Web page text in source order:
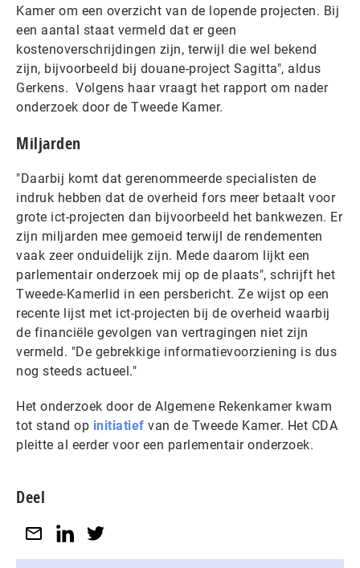
Kamer om een overzicht van de lopende projecten. Bij
een aantal staat vermeld dat er geen
kostenoverschrijdingen zijn, terwijl die wel bekend
zijn, bijvoorbeeld bij douane-project Sagitta", aldus
Gerkens. Volgens haar vraagt het rapport om nader
onderzoek door de Tweede Kamer.
Miljarden
"Daarbij komt dat gerenommeerde specialisten de
indruk hebben dat de overheid fors meer betaalt voor
grote ict-projecten dan bijvoorbeeld het bankwezen. Er
zijn miljarden mee gemoeid terwijl de rendementen
vaak zeer onduidelijk zijn. Mede daarom lijkt een
parlementair onderzoek mij op de plaats", schrijft het
Tweede-Kamerlid in een persbericht. Ze wijst op een
recente lijst met ict-projecten bij de overheid waarbij
de financiële gevolgen van vertragingen niet zijn
vermeld. "De gebrekkige informatievoorziening is dus
nog steeds actueel."
Het onderzoek door de Algemene Rekenkamer kwam
tot stand op initiatief van de Tweede Kamer. Het CDA
pleitte al eerder voor een parlementair onderzoek.
Deel